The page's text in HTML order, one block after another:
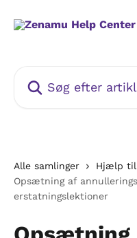
Alle samlinger
Hjælp til
Opsætning af
erstatningslektioner